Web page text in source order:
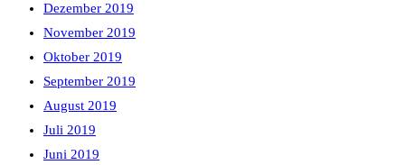
Dezember 2019
November 2019
Oktober 2019
September 2019
August 2019
Juli 2019
Juni 2019